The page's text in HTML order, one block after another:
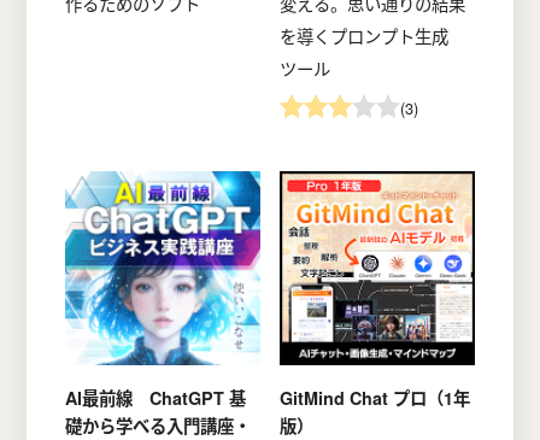
を導くプロンプト生成
ツール
(3)
AI最前線 ChatGPT 基
礎から学べる入門講座・
GitMind Chat プロ（1年
版）